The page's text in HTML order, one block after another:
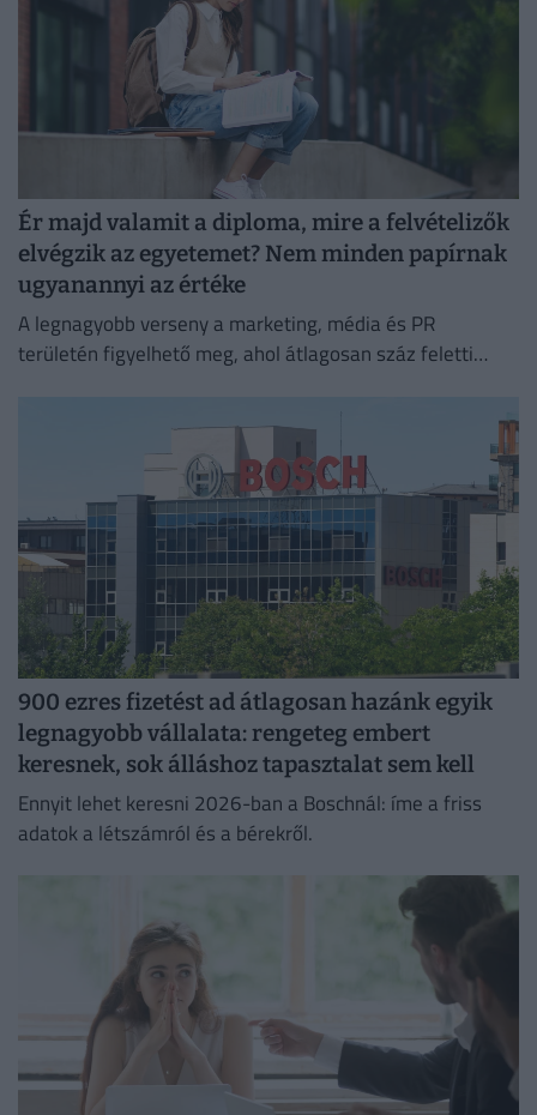
Ér majd valamit a diploma, mire a felvételizők
elvégzik az egyetemet? Nem minden papírnak
ugyanannyi az értéke
A legnagyobb verseny a marketing, média és PR
területén figyelhető meg, ahol átlagosan száz feletti
900 ezres fizetést ad átlagosan hazánk egyik
legnagyobb vállalata: rengeteg embert
keresnek, sok álláshoz tapasztalat sem kell
Ennyit lehet keresni 2026-ban a Boschnál: íme a friss
adatok a létszámról és a bérekről.